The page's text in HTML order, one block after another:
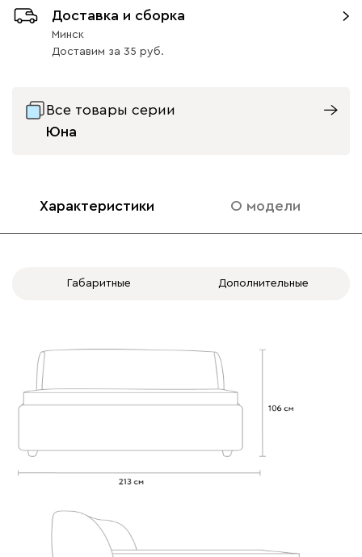
Бежевый Графит Кофе
Геста
Доставка и сборка
Минск
Доставим за 35
Все товары серии
Юна
Характеристики О модели
Габаритные Дополнительные